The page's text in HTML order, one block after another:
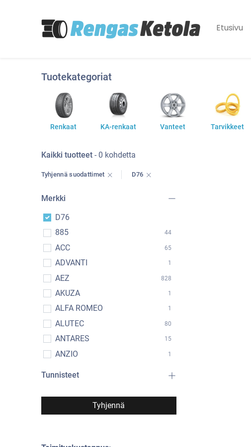
Etusivu
Tuotekategoriat
Renkaat KA-renkaat Vanteet Tarvikkeet
Kaikki tuotteet - 0 kohdetta
Tyhjennä suodattimet D76
Merkki
D76
885
44
ACC 65
ADVANTI 1
AEZ 828
AKUZA 1
ALFA ROMEO 1
ALUTEC 80
ANTARES 15
ANZIO 1
ASCENSO
ATS 77
AUDI
Tunnisteet
Tyhjennä